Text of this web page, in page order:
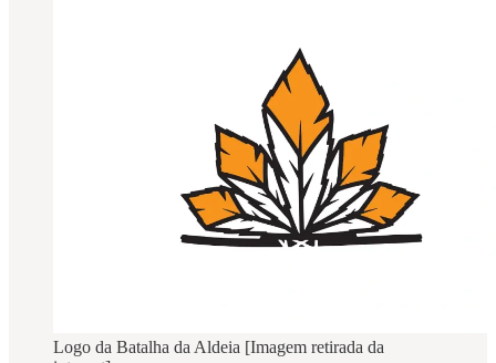
Logo da Batalha da Aldeia [Imagem retirada da